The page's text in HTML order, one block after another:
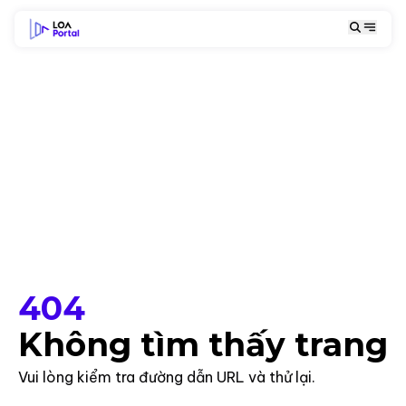
404
Không tìm thấy trang
Vui lòng kiểm tra đường dẫn URL và thử lại.